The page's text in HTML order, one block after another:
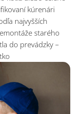
kúrenári
najvyšších
starého
do prevádzky –